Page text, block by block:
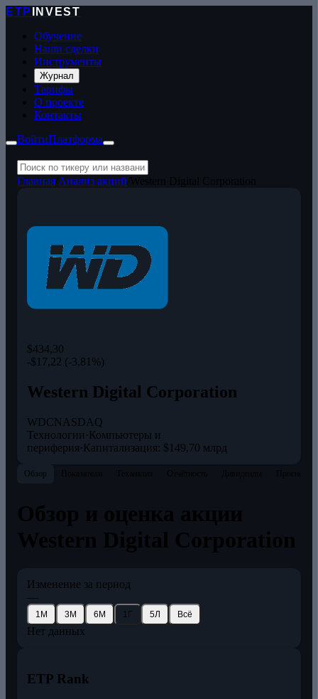
ETP
INVEST
Обучение
Наши сделки
Инструменты
Журнал
Тарифы
О проекте
Контакты
ВойтиПлатформа
Главная Анализ акций
$434,30
-$17,22 (-3,81%)
Western Digital Corporation
WDCNASDAQ
Технологии·Компьютеры и
периферия·Капитализация: $149,70 млрд
Обзор
Изменение за период
—
1М 3М 6М 1Г 5Л Всё
Нет данных
ETP Rank